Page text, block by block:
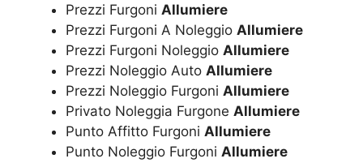
Prezzi Furgoni Allumiere
Prezzi Furgoni A Noleggio Allumiere
Prezzi Furgoni Noleggio Allumiere
Prezzi Noleggio Auto Allumiere
Prezzi Noleggio Furgoni Allumiere
Privato Noleggia Furgone Allumiere
Punto Affitto Furgoni Allumiere
Punto Noleggio Furgoni Allumiere